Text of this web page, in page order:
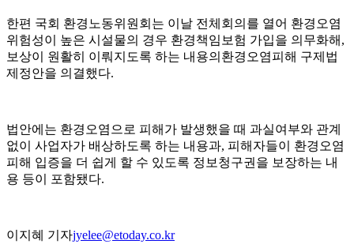
한편 국회 환경노동위원회는 이날 전체회의를 열어 환경오염
위험성이 높은 시설물의 경우 환경책임보험 가입을 의무화해,
보상이 원활히 이뤄지도록 하는 내용의환경오염피해 구제법
제정안을 의결했다.
법안에는 환경오염으로 피해가 발생했을 때 과실여부와 관계
없이 사업자가 배상하도록 하는 내용과, 피해자들이 환경오염
피해 입증을 더 쉽게 할 수 있도록 정보청구권을 보장하는 내
용 등이 포함됐다.
이지혜 기자jyelee@etoday.co.kr